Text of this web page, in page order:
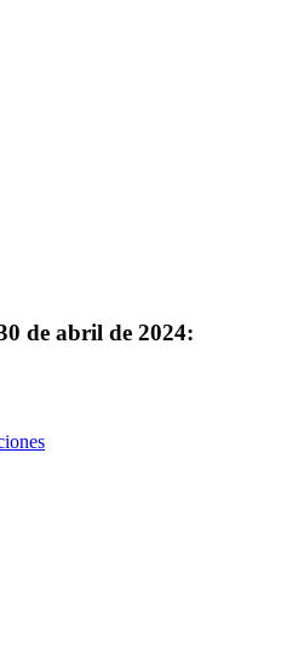
de abril de 2024: